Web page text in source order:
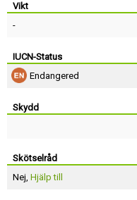
Vikt
-
IUCN-Status
Endangered
Skydd
Skötselråd
Nej, Hjälp till